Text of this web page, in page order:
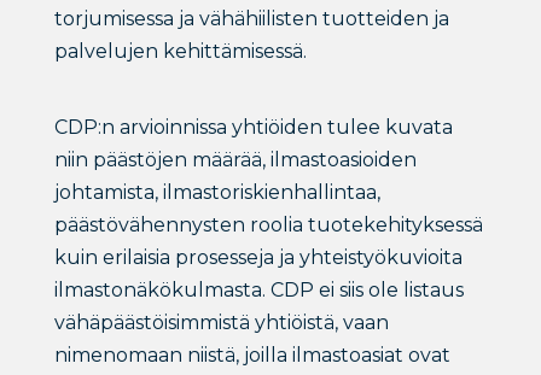
torjumisessa ja vähähiilisten tuotteiden ja
palvelujen kehittämisessä.
CDP:n arvioinnissa yhtiöiden tulee kuvata
niin päästöjen määrää, ilmastoasioiden
johtamista, ilmastoriskienhallintaa,
päästövähennysten roolia tuotekehityksessä
kuin erilaisia prosesseja ja yhteistyökuvioita
ilmastonäkökulmasta. CDP ei siis ole listaus
vähäpäästöisimmistä yhtiöistä, vaan
nimenomaan niistä, joilla ilmastoasiat ovat